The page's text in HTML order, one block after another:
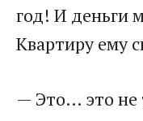
год! И деньги
Квартиру ему
— Это… это